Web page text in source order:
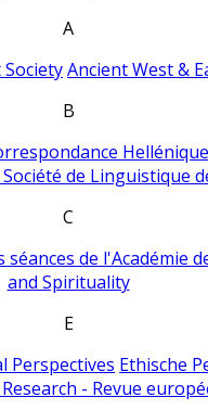
A
Ancient West &
B
Hellénique
de Linguistique
C
séances de l'Académie
and Spirituality
E
Perspectives Ethische
- Revue